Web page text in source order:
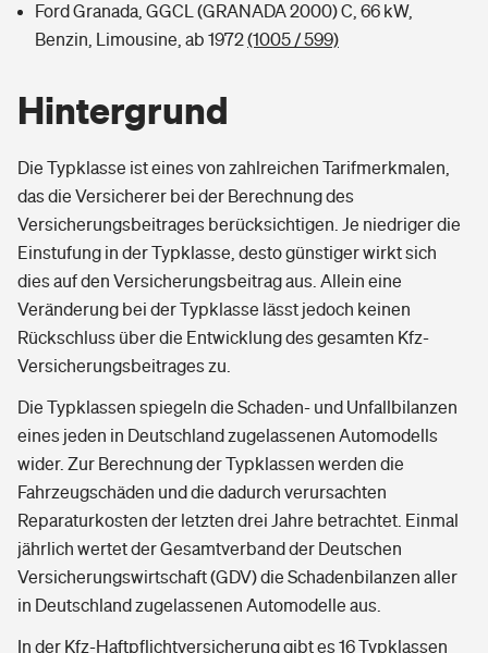
Ford Granada, GGCL (GRANADA 2000) C, 66 kW,
Benzin, Limousine, ab 1972(1005 / 599)
Hintergrund
Die Typklasse ist eines von zahlreichen Tarifmerkmalen,
das die Versicherer bei der Berechnung des
Versicherungsbeitrages berücksichtigen. Je niedriger die
Einstufung in der Typklasse, desto günstiger wirkt sich
dies auf den Versicherungsbeitrag aus. Allein eine
Veränderung bei der Typklasse lässt jedoch keinen
Rückschluss über die Entwicklung des gesamten Kfz-
Versicherungsbeitrages zu.
Die Typklassen spiegeln die Schaden- und Unfallbilanzen
eines jeden in Deutschland zugelassenen Automodells
wider. Zur Berechnung der Typklassen werden die
Fahrzeugschäden und die dadurch verursachten
Reparaturkosten der letzten drei Jahre betrachtet. Einmal
jährlich wertet der Gesamtverband der Deutschen
Versicherungswirtschaft (GDV) die Schadenbilanzen aller
in Deutschland zugelassenen Automodelle aus.
In der Kfz-Haftpflichtversicherung gibt es 16 Typklassen